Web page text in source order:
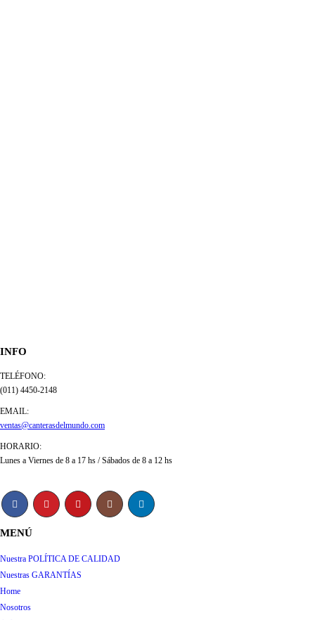
INFO
TELÉFONO:
(011) 4450-2148
EMAIL:
ventas@canterasdelmundo.com
HORARIO:
Lunes a Viernes de 8 a 17 hs / Sábados de 8 a 12 hs
MENÚ
Nuestra POLÍTICA DE CALIDAD
Nuestras GARANTÍAS
Home
Nosotros